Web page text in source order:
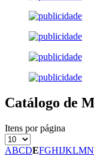
Catálogo de
Itens por página
ABCDEFGHIJKLMN